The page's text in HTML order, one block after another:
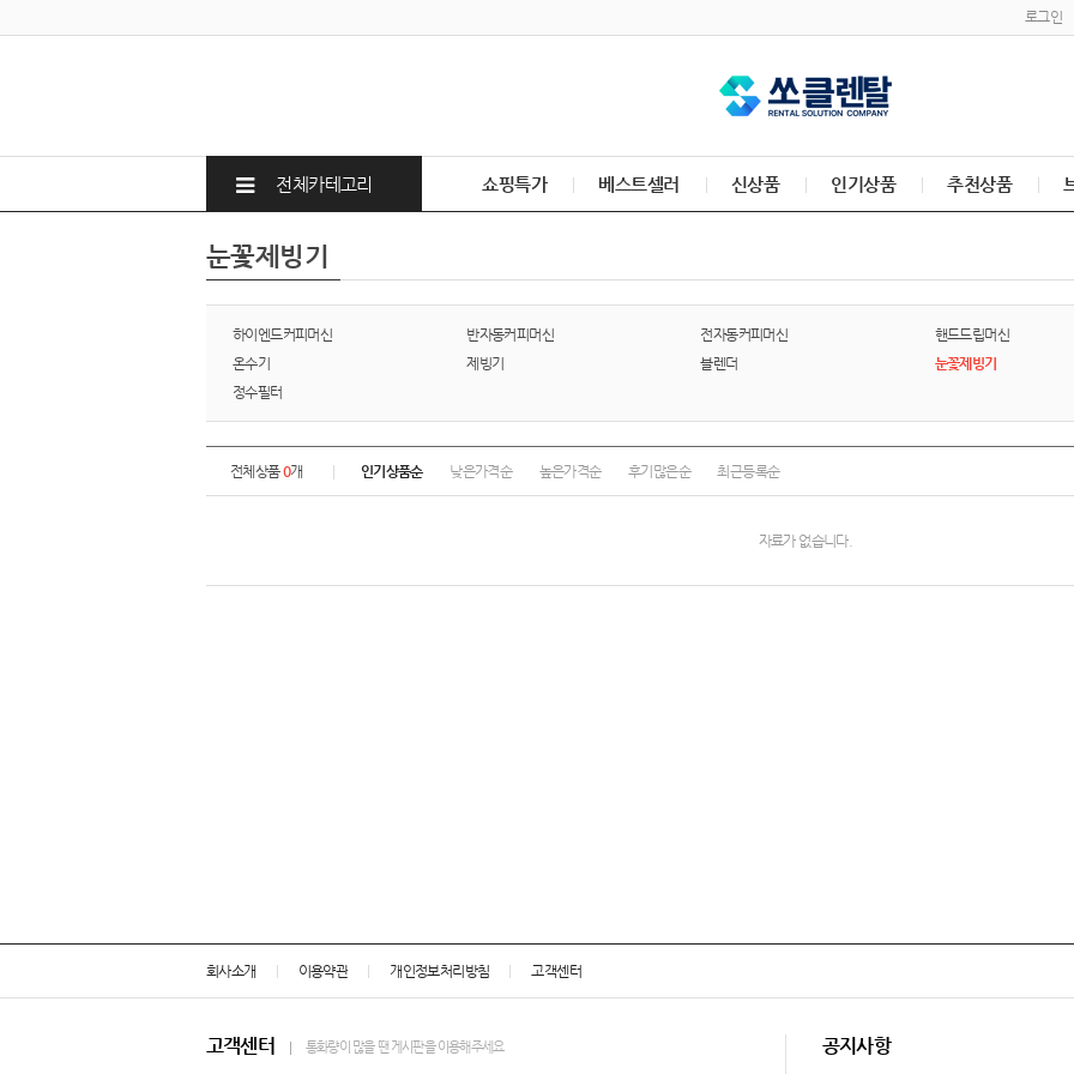
로그인
전체카테고리 쇼핑특가 베스트셀러 신상품 인기상품 추천상품
눈꽃제빙기
하이엔드커피머신 반자동커피머신 전자동커피머신
핸드드립머신
온수기
제빙기 블렌더
눈꽃제빙기
정수필터
전체상품0개 인기상품순 낮은가격순 높은가격순 후기많은순 최근등록순
자료가 없습니다.
회사소개 이용약관 개인정보처리방침 고객센터
고객센터 통화량이 많을 땐 게시판을 이용해주세요 공지사항